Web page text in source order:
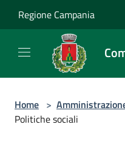
Regione Campania
Home >
Politiche sociali